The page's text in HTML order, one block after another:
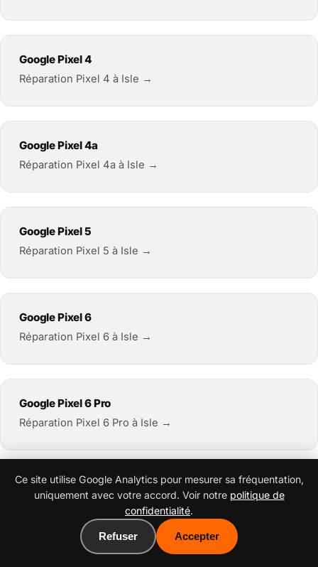
Google Pixel 4
Réparation Pixel 4 à Isle →
Google Pixel 4a
Réparation Pixel 4a à Isle →
Google Pixel 5
Réparation Pixel 5 à Isle →
Google Pixel 6
Réparation Pixel 6 à Isle →
Google Pixel 6 Pro
Réparation Pixel 6 Pro à Isle →
Google Pixel 6a
Réparation Pixel 6a à Isle →
Ce site utilise Google Analytics pour mesurer sa fréquentation,
uniquement avec votre accord. Voir notre politique de
confidentialité.
Refuser Accepter